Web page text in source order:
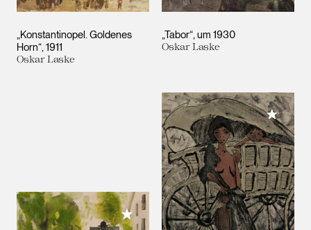
„Konstantinopel. Goldenes
Horn“ 1911
Oskar Laske
„Tabor“ um 1930
Oskar Laske
Meiner Sammlung hinzufügen
Meiner